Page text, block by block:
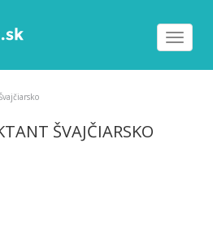
Toggle
ŠVAJČIARSKO